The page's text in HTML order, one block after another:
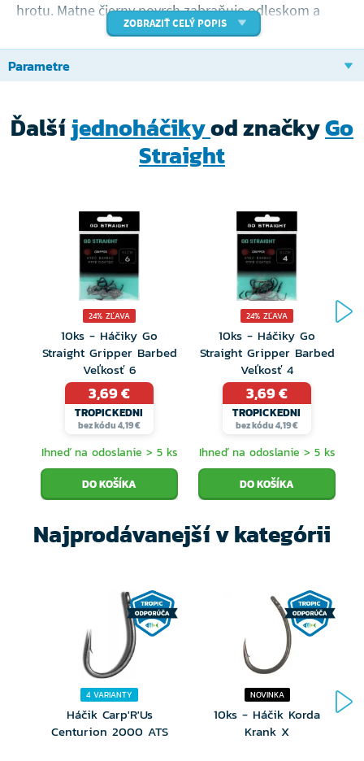
hrotu. Matne čierny povrch zabraňuje odleskom a
eliminuje podozrenie rýb pri nasávaní nástrahy.
Skvelý pre rybárov, ktorí vyžadujú šetrný, ale úplne
ZOBRAZIŤ CELÝ POPIS
Parametre
Ďalšíjednoháčikyod značkyGo
Straight
24% ZĽAVA
10ks - Háčiky Go
Straight Gripper Barbed
Veľkosť 6
3,69 €
TROPICKEDNI
bez kódu 4,19 €
Ihneď na odoslanie > 5 ks
24% ZĽAVA
10ks - Háčiky Go
Straight Gripper Barbed
Veľkosť 4
3,69 €
TROPICKEDNI
bez kódu 4,19 €
Ihneď na odoslanie > 5 ks
Najprodávanejší v kategórii
4 VARIANTY
Háčik Carp'R'Us
Centurion 2000 ATS
NOVINKA
10ks - Háčik Korda
Krank X